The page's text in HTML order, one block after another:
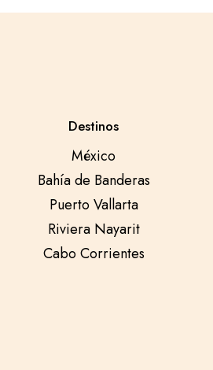
Destinos
México
Bahía de Banderas
Puerto Vallarta
Riviera Nayarit
Cabo Corrientes